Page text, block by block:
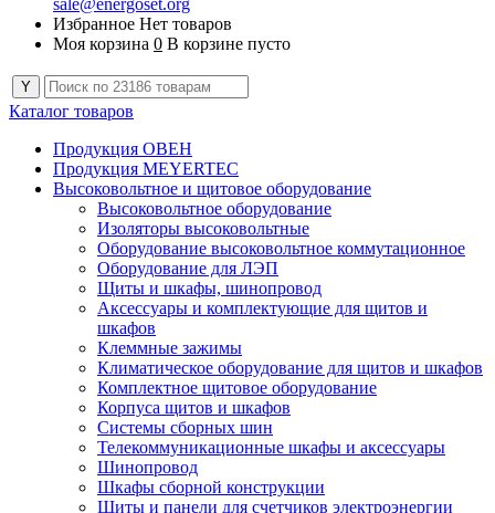
sale@energoset.org
Избранное Нет товаров
Моя корзина 0 В корзине пусто
Каталог товаров
Продукция ОВЕН
Продукция MEYERTEC
Высоковольтное и щитовое оборудование
Высоковольтное оборудование
Изоляторы высоковольтные
Оборудование высоковольтное коммутационное
Оборудование для ЛЭП
Щиты и шкафы, шинопровод
Аксессуары и комплектующие для щитов и
шкафов
Клеммные зажимы
Климатическое оборудование для щитов и шкафов
Комплектное щитовое оборудование
Корпуса щитов и шкафов
Системы сборных шин
Телекоммуникационные шкафы и аксессуары
Шинопровод
Шкафы сборной конструкции
Щиты и панели для счетчиков электроэнергии